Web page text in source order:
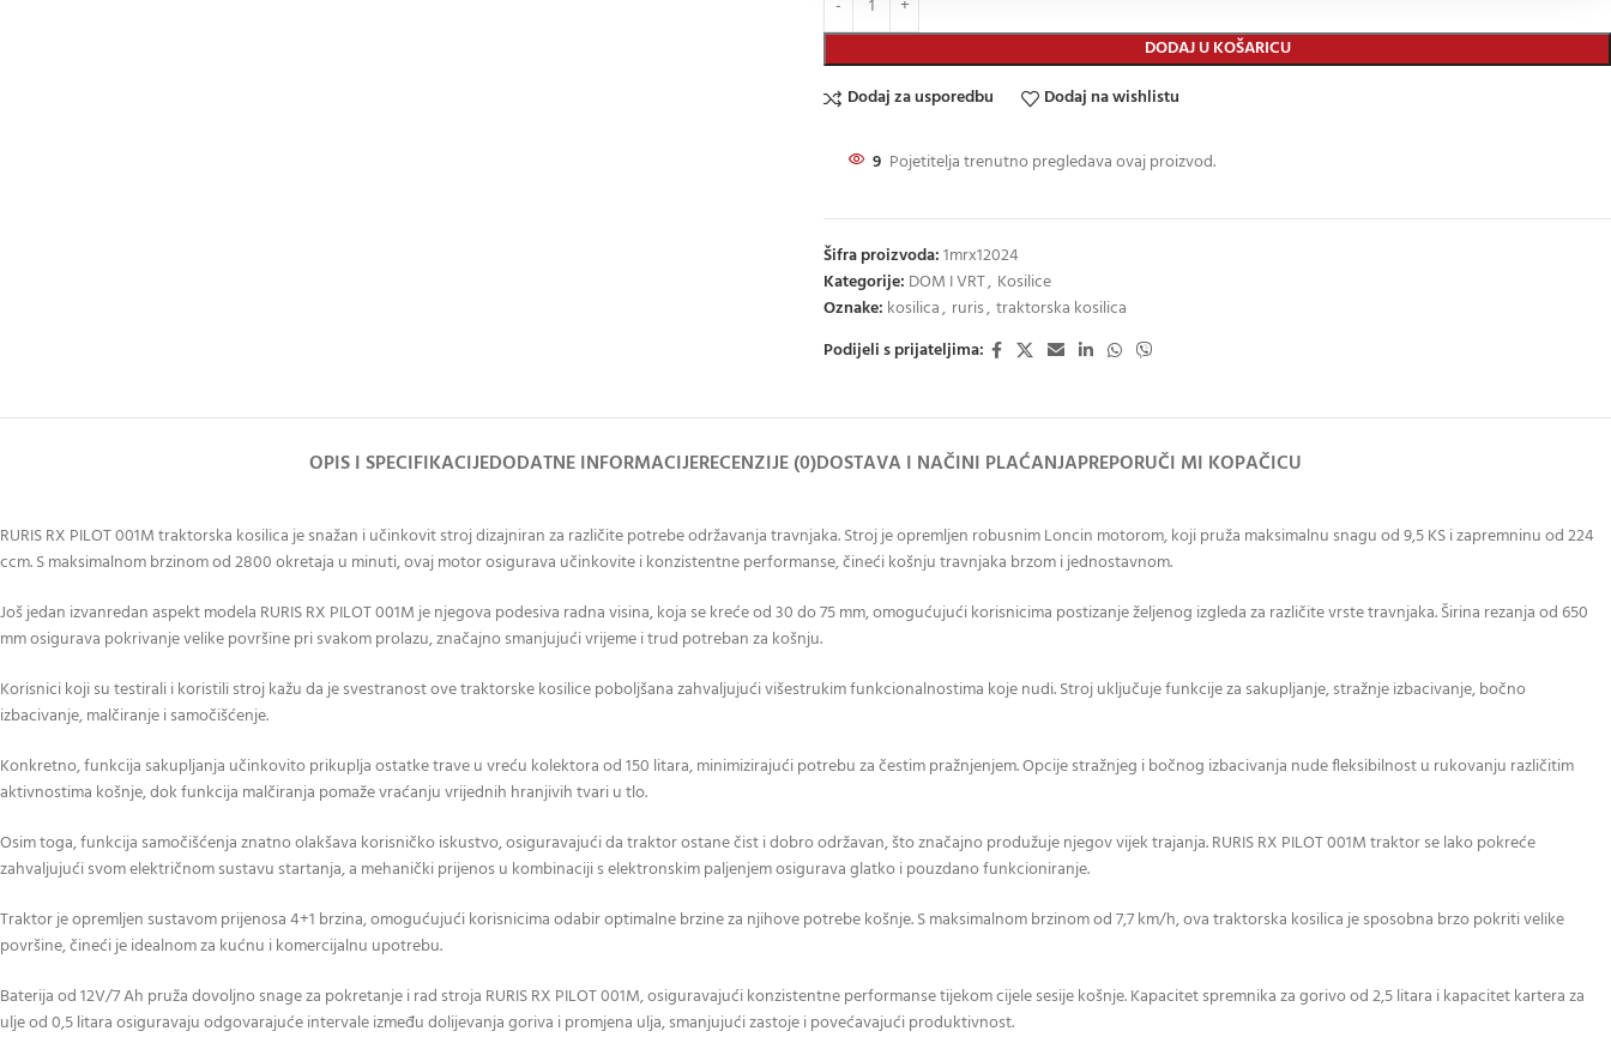
DODAJ U KOŠARICU
Dodaj za usporedbu Dodaj na wishlistu
9 Pojetitelja trenutno pregledava ovaj proizvod.
Šifra proizvoda:1mrx12024
Kategorije: DOM I VRT, Kosilice
Oznake: kosilica, ruris, traktorska kosilica
Podijeli s prijateljima:
OPIS I SPECIFIKACIJEDODATNE INFORMACIJERECENZIJE (0)DOSTAVA I NAČINI PLAĆANJAPREPORUČI MI KOPAČICU
RURIS RX PILOT 001M traktorska kosilica je snažan i učinkovit stroj dizajniran za različite potrebe održavanja travnjaka. Stroj je opremljen robusnim Loncin motorom, koji pruža maksimalnu snagu od 9,5 KS i zapremninu od 224
ccm. S maksimalnom brzinom od 2800 okretaja u minuti, ovaj motor osigurava učinkovite i konzistentne performanse, čineći košnju travnjaka brzom i jednostavnom.
Još jedan izvanredan aspekt modela RURIS RX PILOT 001M je njegova podesiva radna visina, koja se kreće od 30 do 75 mm, omogućujući korisnicima postizanje željenog izgleda za različite vrste travnjaka. Širina rezanja od 650
mm osigurava pokrivanje velike površine pri svakom prolazu, značajno smanjujući vrijeme i trud potreban za košnju.
Korisnici koji su testirali i koristili stroj kažu da je svestranost ove traktorske kosilice poboljšana zahvaljujući višestrukim funkcionalnostima koje nudi. Stroj uključuje funkcije za sakupljanje, stražnje izbacivanje, bočno
izbacivanje, malčiranje i samočišćenje.
Konkretno, funkcija sakupljanja učinkovito prikuplja ostatke trave u vreću kolektora od 150 litara, minimizirajući potrebu za čestim pražnjenjem. Opcije stražnjeg i bočnog izbacivanja nude fleksibilnost u rukovanju različitim
aktivnostima košnje, dok funkcija malčiranja pomaže vraćanju vrijednih hranjivih tvari u tlo.
Osim toga, funkcija samočišćenja znatno olakšava korisničko iskustvo, osiguravajući da traktor ostane čist i dobro održavan, što značajno produžuje njegov vijek trajanja. RURIS RX PILOT 001M traktor se lako pokreće
zahvaljujući svom električnom sustavu startanja, a mehanički prijenos u kombinaciji s elektronskim paljenjem osigurava glatko i pouzdano funkcioniranje.
Traktor je opremljen sustavom prijenosa 4+1 brzina, omogućujući korisnicima odabir optimalne brzine za njihove potrebe košnje. S maksimalnom brzinom od 7,7 km/h, ova traktorska kosilica je sposobna brzo pokriti velike
površine, čineći je idealnom za kućnu i komercijalnu upotrebu.
Baterija od 12V/7 Ah pruža dovoljno snage za pokretanje i rad stroja RURIS RX PILOT 001M, osiguravajući konzistentne performanse tijekom cijele sesije košnje. Kapacitet spremnika za gorivo od 2,5 litara i kapacitet kartera za
ulje od 0,5 litara osiguravaju odgovarajuće intervale između dolijevanja goriva i promjena ulja, smanjujući zastoje i povećavajući produktivnost.